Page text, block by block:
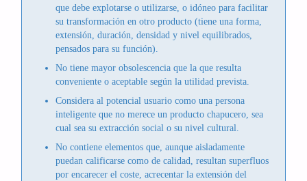
que debe explotarse o utilizarse, o idóneo para facilitar
su transformación en otro producto (tiene una forma,
extensión, duración, densidad y nivel equilibrados,
pensados para su función).
No tiene mayor obsolescencia que la que resulta
conveniente o aceptable según la utilidad prevista.
Considera al potencial usuario como una persona
inteligente que no merece un producto chapucero, sea
cual sea su extracción social o su nivel cultural.
No contiene elementos que, aunque aisladamente
puedan calificarse como de calidad, resultan superfluos
por encarecer el coste, acrecentar la extensión del